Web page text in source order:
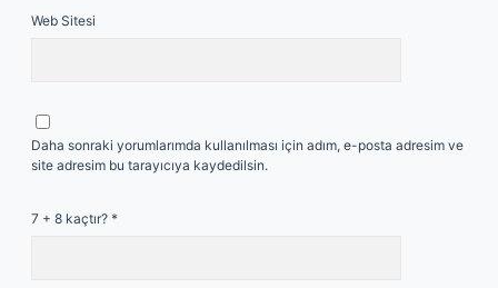
Web Sitesi
Daha sonraki yorumlarımda kullanılması için adım, e-posta adresim ve
site adresim bu tarayıcıya kaydedilsin.
7 + 8 kaçtır? *